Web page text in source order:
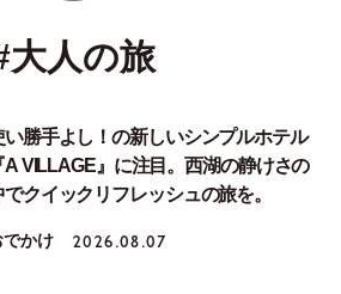
大人の旅
い勝手よし！の新しいシンプルホテル
A VILLAGE』に注目。西湖の静けさの
でクイックリフレッシュの旅を。
でかけ 2026.08.07